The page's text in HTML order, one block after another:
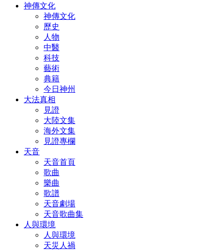
神傳文化
神傳文化
歷史
人物
中醫
科技
藝術
典籍
今日神州
大法真相
見證
大陸文集
海外文集
見證專欄
天音
天音首頁
歌曲
樂曲
歌譜
天音劇場
天音歌曲集
人與環境
人與環境
天災人禍